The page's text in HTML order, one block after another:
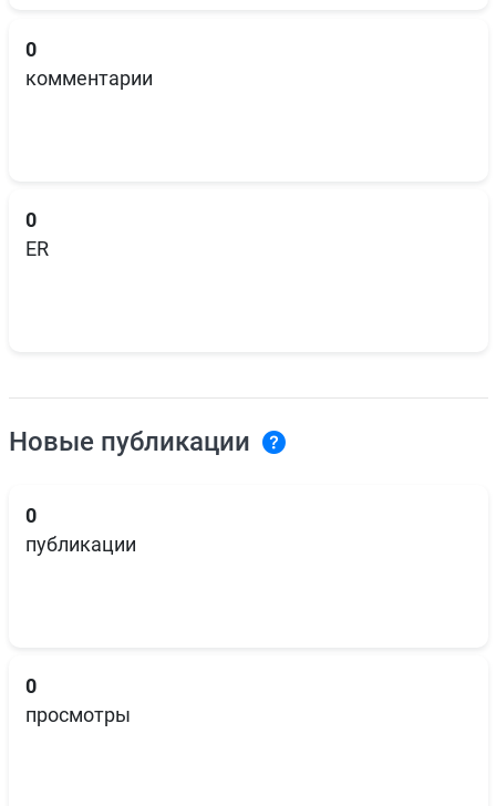
0
комментарии
0
ER
Новые публикации
0
публикации
0
просмотры